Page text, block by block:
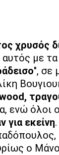
χρυσός
αυτός με
", σε
ενώ όλοι
για εκείνη
ο